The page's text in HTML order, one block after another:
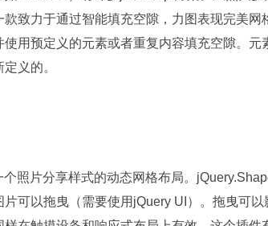
致力于通过智能填充空隙，力图表现完美网
用预定义的元素或者重复内容填充空隙。元
义的。
片分享样式的动态网格布局。
可以拖曳（需要使用jQuery UI）。拖曳可